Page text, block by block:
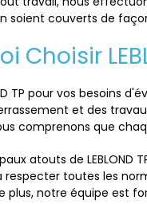
soient couverts de
Choisir
TP pour vos besoins
et des
comprenons que
atouts de
respecter toutes les
plus, notre équipe est